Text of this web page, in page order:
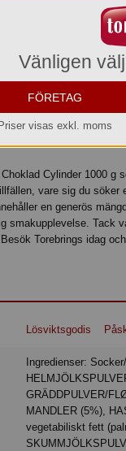
st med sju utsökta
Cylinder 1000 g
vare sig du
en generös
smakupplevelse. Tack
Torebrings idag
Lösviktsgodis
GRÄDDPULVER/
MANDLER (5%),
vegetabiliskt fett
Vänligen
FÖRETAG
Priser visas exkl. moms